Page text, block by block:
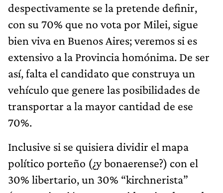
despectivamente se la pretende definir,
con su 70% que no vota por Milei, sigue
bien viva en Buenos Aires; veremos si es
extensivo a la Provincia homónima. De ser
así, falta el candidato que construya un
vehículo que genere las posibilidades de
transportar a la mayor cantidad de ese
70%.
Inclusive si se quisiera dividir el mapa
político porteño (¿y bonaerense?) con el
30% libertario, un 30% “kirchnerista”